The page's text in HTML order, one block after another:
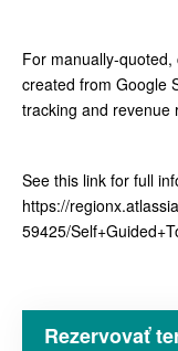
For manually-
created from Google
tracking and revenue
See this link for full
https://
59425/
Rezervovať